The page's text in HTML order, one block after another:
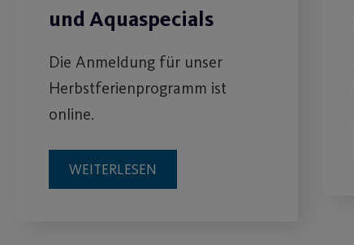
und Aquaspecials
Die Anmeldung für unser
Herbstferienprogramm ist
online.
WEITERLESEN